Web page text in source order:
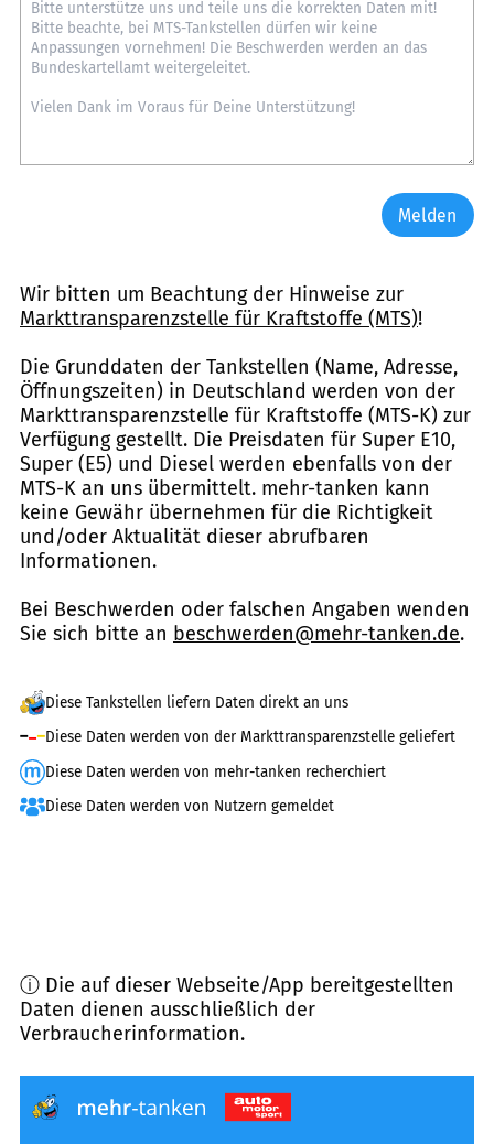
Melden
Wir bitten um Beachtung der Hinweise zur
Markttransparenzstelle für Kraftstoffe (MTS)!
Die Grunddaten der Tankstellen (Name, Adresse,
Öffnungszeiten) in Deutschland werden von der
Markttransparenzstelle für Kraftstoffe (MTS-K) zur
Verfügung gestellt. Die Preisdaten für Super E10,
Super (E5) und Diesel werden ebenfalls von der
MTS-K an uns übermittelt. mehr-tanken kann
keine Gewähr übernehmen für die Richtigkeit
und/oder Aktualität dieser abrufbaren
Informationen.
Bei Beschwerden oder falschen Angaben wenden
Sie sich bitte an beschwerden@mehr-tanken.de.
Diese Tankstellen liefern Daten direkt an uns
Diese Daten werden von der Markttransparenzstelle geliefert
Diese Daten werden von mehr-tanken recherchiert
Diese Daten werden von Nutzern gemeldet
ⓘ Die auf dieser Webseite/App bereitgestellten
Daten dienen ausschließlich der
Verbraucherinformation.